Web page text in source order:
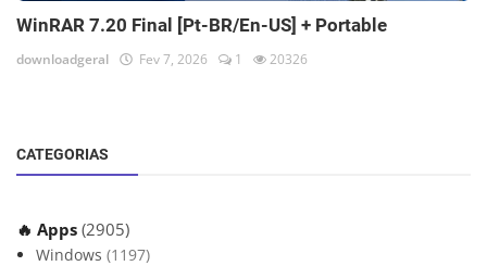
WinRAR 7.20 Final [Pt-BR/En-US] + Portable
downloadgeral Fev 7, 2026 1 20326
CATEGORIAS
🔥 Apps (2905)
Windows (1197)